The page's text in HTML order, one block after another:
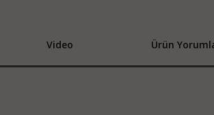
Video Ürün